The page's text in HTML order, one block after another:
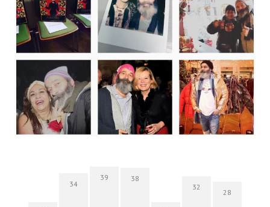
34
39 38
32
28